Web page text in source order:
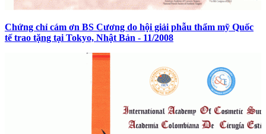
Chứng chỉ cám ơn BS Cương do hội giải phẫu thẩm mỹ Quốc
tế trao tặng tại Tokyo, Nhật Bản - 11/2008